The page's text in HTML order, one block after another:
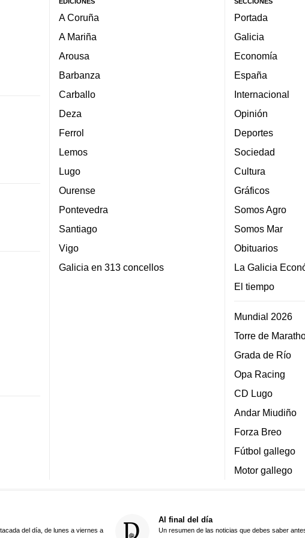
A Coruña
A Mariña
Arousa
Barbanza
Carballo
Deza
Ferrol
Lemos
Lugo
Ourense
Pontevedra
Santiago
Vigo
Galicia en 313 concellos
Portada
Galicia
Economía
España
Internacional
Opinión
Deportes
Sociedad
Cultura
Gráficos
Somos Agro
Somos Mar
Obituarios
La Galicia
El tiempo
Mundial 2026
Torre de
Grada de Río
Opa Racing
CD Lugo
Andar Miudiño
Forza Breo
Fútbol gallego
Motor gallego
del día, de lunes a viernes a
Al final del día
Un resumen de las noticias que debes saber